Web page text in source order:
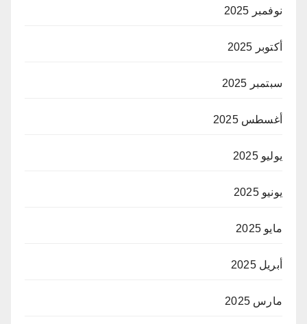
نوفمبر 2025
أكتوبر 2025
سبتمبر 2025
أغسطس 2025
يوليو 2025
يونيو 2025
مايو 2025
أبريل 2025
مارس 2025